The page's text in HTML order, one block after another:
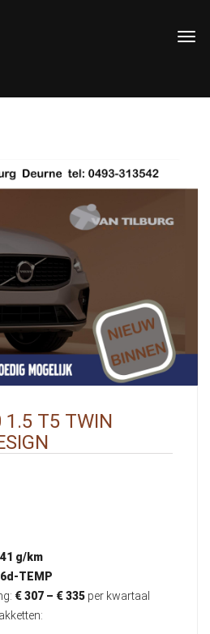
1.5 T5 TWIN
41 g/km
TEMP
€ 307 – € 335 per kwartaal